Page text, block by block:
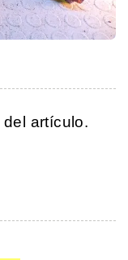
artículo.